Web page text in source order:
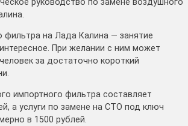
фильтра на Лада Калина — занятие
При желании с ним может
за достаточно короткий
импортного фильтра составляет
а услуги по замене на СТО под ключ
в 1500 рублей.